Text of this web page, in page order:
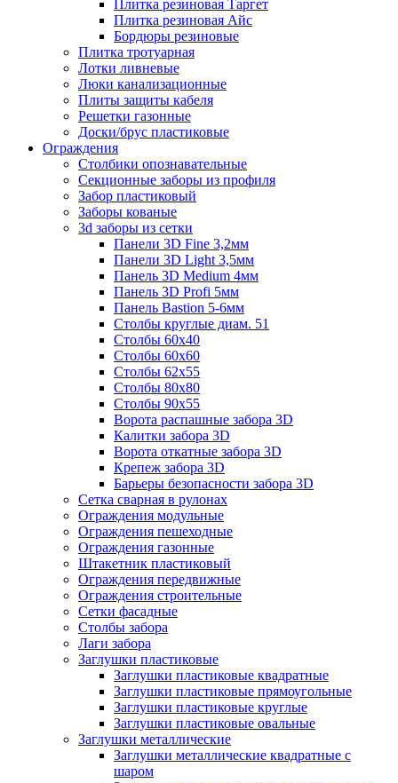
Плитка резиновая Таргет
Плитка резиновая Айс
Бордюры резиновые
Плитка тротуарная
Лотки ливневые
Люки канализационные
Плиты защиты кабеля
Решетки газонные
Доски/брус пластиковые
Ограждения
Столбики опознавательные
Секционные заборы из профиля
Забор пластиковый
Заборы кованые
3d заборы из сетки
Панели 3D Fine 3,2мм
Панели 3D Light 3,5мм
Панель 3D Medium 4мм
Панель 3D Profi 5мм
Панель Bastion 5-6мм
Столбы круглые диам. 51
Столбы 60х40
Столбы 60х60
Столбы 62х55
Столбы 80х80
Столбы 90х55
Ворота распашные забора 3D
Калитки забора 3D
Ворота откатные забора 3D
Крепеж забора 3D
Барьеры безопасности забора 3D
Сетка сварная в рулонах
Ограждения модульные
Ограждения пешеходные
Ограждения газонные
Штакетник пластиковый
Ограждения передвижные
Ограждения строительные
Сетки фасадные
Столбы забора
Лаги забора
Заглушки пластиковые
Заглушки пластиковые квадратные
Заглушки пластиковые прямоугольные
Заглушки пластиковые круглые
Заглушки пластиковые овальные
Заглушки металлические
Заглушки металлические квадратные с
шаром